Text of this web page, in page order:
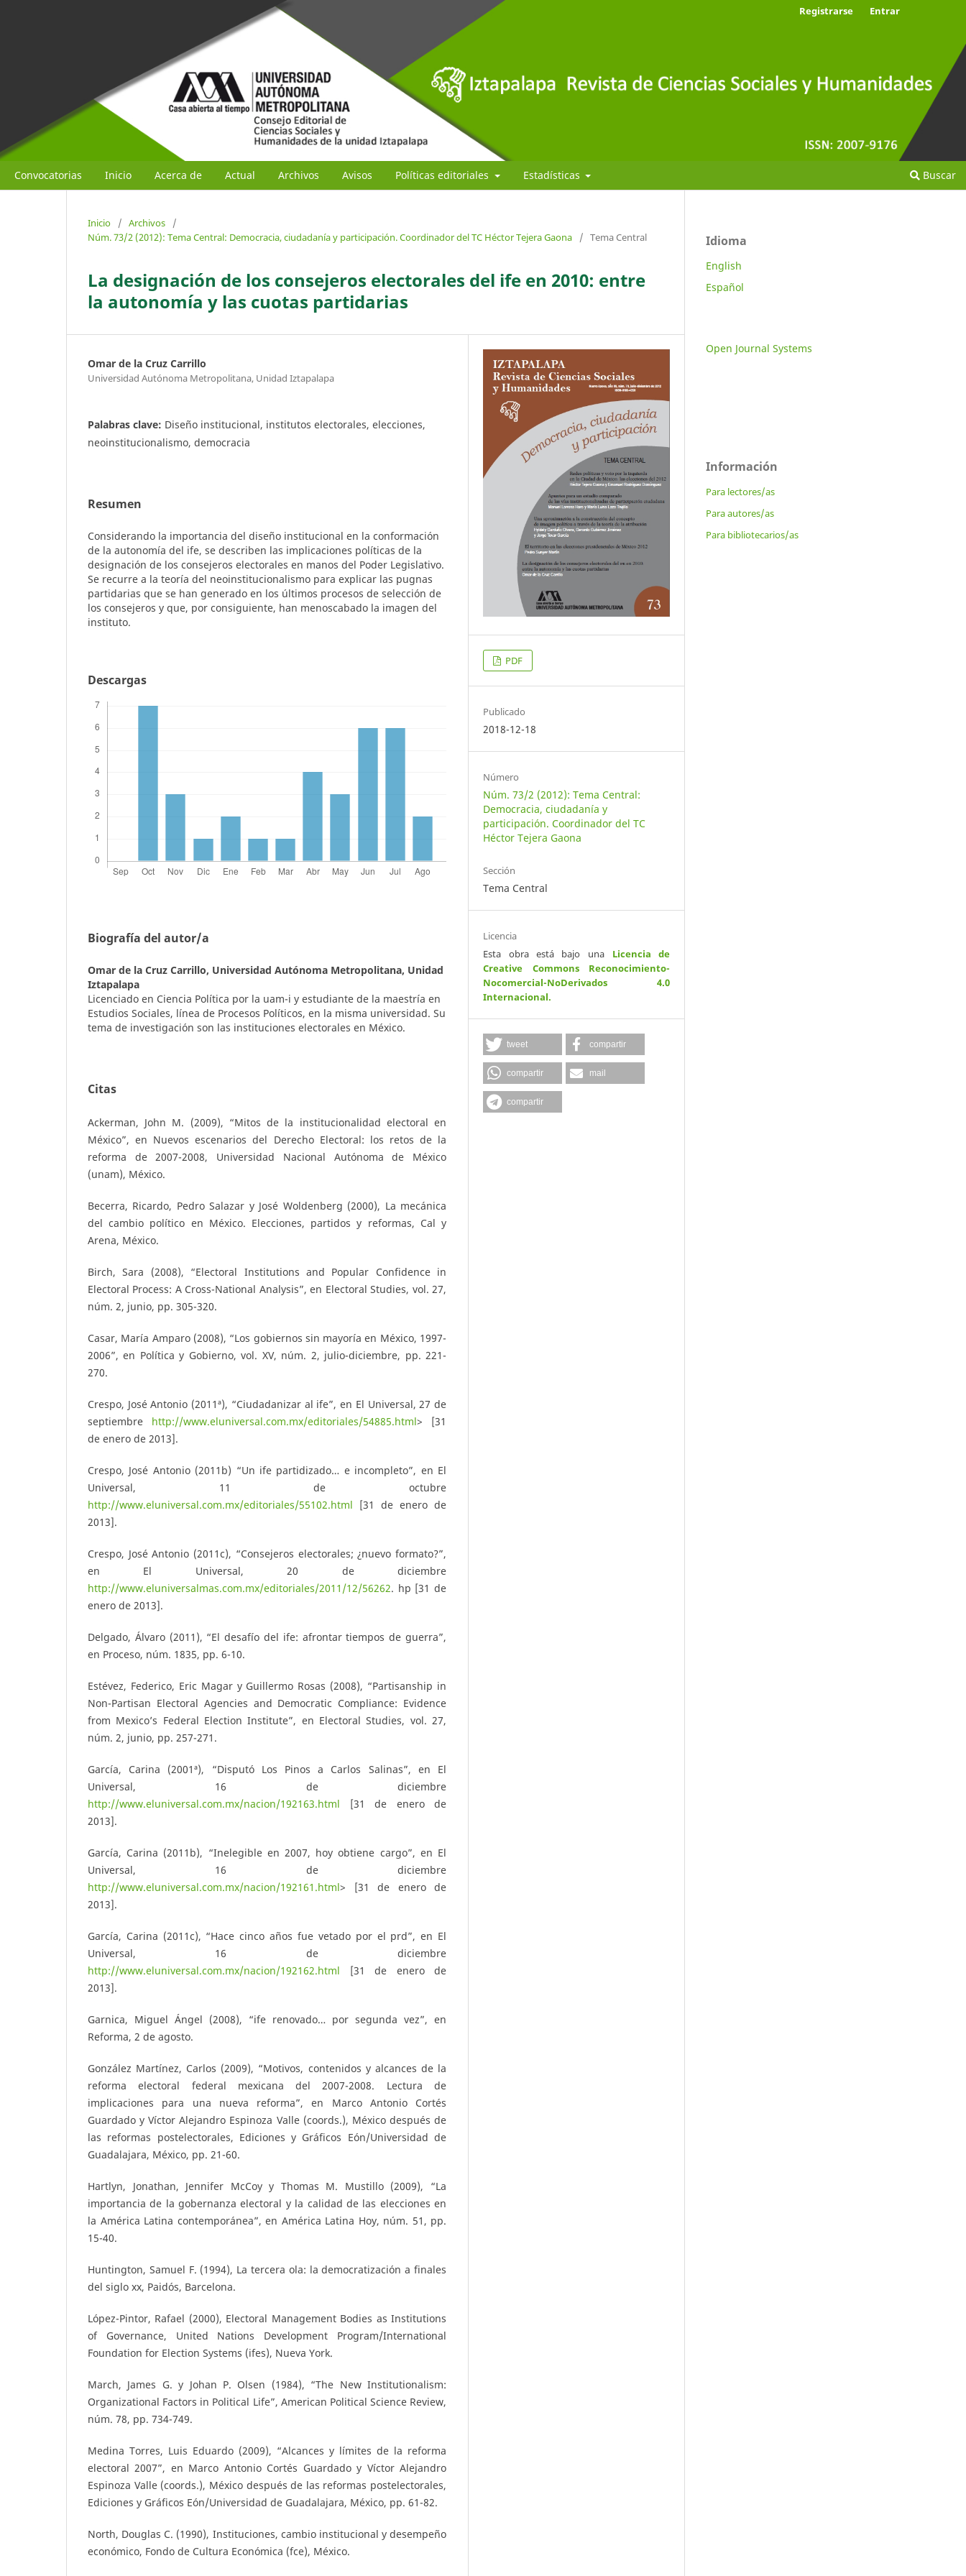
Convocatorias Inicio Acerca de Actual Archivos Avisos Políticas editoriales Estadísticas Buscar
Registrarse Entrar
Inicio / Archivos
/
Núm. 73/2 (2012): Tema Central: Democracia, ciudadanía y participación. Coordinador del TC Héctor Tejera Gaona
/ Tema Central
La designación de los consejeros electorales del ife en 2010: entre
la autonomía y las cuotas partidarias
Omar de la Cruz Carrillo
Universidad Autónoma Metropolitana, Unidad Iztapalapa
Palabras clave: Diseño institucional, institutos electorales, elecciones,
neoinstitucionalismo, democracia
Resumen
Considerando la importancia del diseño institucional en la conformación
de la autonomía del ife, se describen las implicaciones políticas de la
designación de los consejeros electorales en manos del Poder Legislativo.
Se recurre a la teoría del neoinstitucionalismo para explicar las pugnas
partidarias que se han generado en los últimos procesos de selección de
los consejeros y que, por consiguiente, han menoscabado la imagen del
instituto.
Descargas
Biografía del autor/a
Omar de la Cruz Carrillo, Universidad Autónoma Metropolitana, Unidad
Iztapalapa
Licenciado en Ciencia Política por la uam-i y estudiante de la maestría en
Estudios Sociales, línea de Procesos Políticos, en la misma universidad. Su
tema de investigación son las instituciones electorales en México.
Citas
Ackerman, John M. (2009), “Mitos de la institucionalidad electoral en
México”, en Nuevos escenarios del Derecho Electoral: los retos de la
reforma de 2007-2008, Universidad Nacional Autónoma de México
(unam), México.
Becerra, Ricardo, Pedro Salazar y José Woldenberg (2000), La mecánica
del cambio político en México. Elecciones, partidos y reformas, Cal y
Arena, México.
Birch, Sara (2008), “Electoral Institutions and Popular Confidence in
Electoral Process: A Cross-National Analysis”, en Electoral Studies, vol. 27,
núm. 2, junio, pp. 305-320.
Casar, María Amparo (2008), “Los gobiernos sin mayoría en México, 1997-
2006”, en Política y Gobierno, vol. XV, núm. 2, julio-diciembre, pp. 221-
270.
Crespo, José Antonio (2011ª), “Ciudadanizar al ife”, en El Universal, 27 de
septiembre http://www.eluniversal.com.mx/editoriales/54885.html> [31
de enero de 2013].
Crespo, José Antonio (2011b) “Un ife partidizado… e incompleto”, en El
Universal, 11 de octubre
http://www.eluniversal.com.mx/editoriales/55102.html [31 de enero de
2013].
Crespo, José Antonio (2011c), “Consejeros electorales; ¿nuevo formato?”,
en El Universal, 20 de diciembre
http://www.eluniversalmas.com.mx/editoriales/2011/12/56262. hp [31 de
enero de 2013].
Delgado, Álvaro (2011), “El desafío del ife: afrontar tiempos de guerra”,
en Proceso, núm. 1835, pp. 6-10.
Estévez, Federico, Eric Magar y Guillermo Rosas (2008), “Partisanship in
Non-Partisan Electoral Agencies and Democratic Compliance: Evidence
from Mexico’s Federal Election Institute”, en Electoral Studies, vol. 27,
núm. 2, junio, pp. 257-271.
García, Carina (2001ª), “Disputó Los Pinos a Carlos Salinas”, en El
Universal, 16 de diciembre
http://www.eluniversal.com.mx/nacion/192163.html [31 de enero de
2013].
García, Carina (2011b), “Inelegible en 2007, hoy obtiene cargo”, en El
Universal, 16 de diciembre
http://www.eluniversal.com.mx/nacion/192161.html> [31 de enero de
2013].
García, Carina (2011c), “Hace cinco años fue vetado por el prd”, en El
Universal, 16 de diciembre
http://www.eluniversal.com.mx/nacion/192162.html [31 de enero de
2013].
Garnica, Miguel Ángel (2008), “ife renovado… por segunda vez”, en
Reforma, 2 de agosto.
González Martínez, Carlos (2009), “Motivos, contenidos y alcances de la
reforma electoral federal mexicana del 2007-2008. Lectura de
implicaciones para una nueva reforma”, en Marco Antonio Cortés
Guardado y Víctor Alejandro Espinoza Valle (coords.), México después de
las reformas postelectorales, Ediciones y Gráficos Eón/Universidad de
Guadalajara, México, pp. 21-60.
Hartlyn, Jonathan, Jennifer McCoy y Thomas M. Mustillo (2009), “La
importancia de la gobernanza electoral y la calidad de las elecciones en
la América Latina contemporánea”, en América Latina Hoy, núm. 51, pp.
15-40.
Huntington, Samuel F. (1994), La tercera ola: la democratización a finales
del siglo xx, Paidós, Barcelona.
López-Pintor, Rafael (2000), Electoral Management Bodies as Institutions
of Governance, United Nations Development Program/International
Foundation for Election Systems (ifes), Nueva York.
March, James G. y Johan P. Olsen (1984), “The New Institutionalism:
Organizational Factors in Political Life”, American Political Science Review,
núm. 78, pp. 734-749.
Medina Torres, Luis Eduardo (2009), “Alcances y límites de la reforma
electoral 2007”, en Marco Antonio Cortés Guardado y Víctor Alejandro
Espinoza Valle (coords.), México después de las reformas postelectorales,
Ediciones y Gráficos Eón/Universidad de Guadalajara, México, pp. 61-82.
North, Douglas C. (1990), Instituciones, cambio institucional y desempeño
económico, Fondo de Cultura Económica (fce), México.
PDF
Publicado
2018-12-18
Número
Núm. 73/2 (2012): Tema Central:
Democracia, ciudadanía y
participación. Coordinador del TC
Héctor Tejera Gaona
Sección
Tema Central
Licencia
Esta obra está bajo una Licencia de
Creative Commons Reconocimiento-
Nocomercial-NoDerivados 4.0
Internacional.
tweet compartir
compartir mail
compartir
Idioma
English
Español
Open Journal Systems
Información
Para lectores/as
Para autores/as
Para bibliotecarios/as